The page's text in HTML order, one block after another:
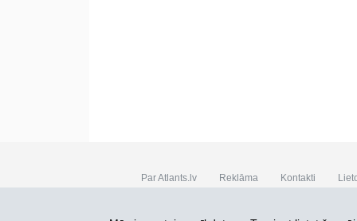
Par Atlants.lv Reklāma Kontakti
SIA „CDI” © 2002 - 2026